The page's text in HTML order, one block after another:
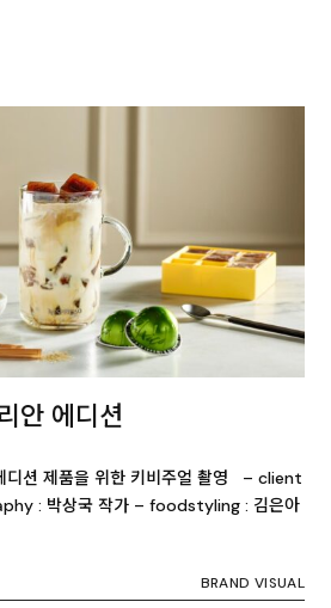
안 에디션
디션 제품을 위한 키비주얼 촬영 – client
: 박상국 작가 – foodstyling : 김은아
BRAND VISUAL